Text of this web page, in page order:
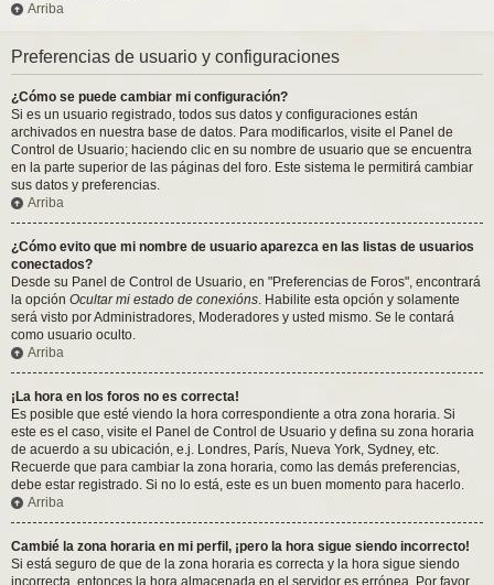
Arriba
Preferencias de usuario y configuraciones
¿Cómo se puede cambiar mi configuración?
Si es un usuario registrado, todos sus datos y configuraciones están
archivados en nuestra base de datos. Para modificarlos, visite el Panel de
Control de Usuario; haciendo clic en su nombre de usuario que se encuentra
en la parte superior de las páginas del foro. Este sistema le permitirá cambiar
sus datos y preferencias.
Arriba
¿Cómo evito que mi nombre de usuario aparezca en las listas de usuarios
conectados?
Desde su Panel de Control de Usuario, en "Preferencias de Foros", encontrará
la opción Ocultar mi estado de conexións. Habilite esta opción y solamente
será visto por Administradores, Moderadores y usted mismo. Se le contará
como usuario oculto.
Arriba
¡La hora en los foros no es correcta!
Es posible que esté viendo la hora correspondiente a otra zona horaria. Si
este es el caso, visite el Panel de Control de Usuario y defina su zona horaria
de acuerdo a su ubicación, e.j. Londres, París, Nueva York, Sydney, etc.
Recuerde que para cambiar la zona horaria, como las demás preferencias,
debe estar registrado. Si no lo está, este es un buen momento para hacerlo.
Arriba
Cambié la zona horaria en mi perfil, ¡pero la hora sigue siendo incorrecto!
Si está seguro de que de la zona horaria es correcta y la hora sigue siendo
incorrecta, entonces la hora almacenada en el servidor es errónea. Por favor